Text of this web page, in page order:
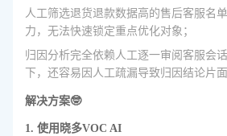
人工筛选退货退款数据高的售后客服名
力，无法快速锁定重点优化对象；
归因分析完全依赖人工逐一审阅客服会
下，还容易因人工疏漏导致归因结论片面
解决方案🤓
1. 使用晓多VOC AI